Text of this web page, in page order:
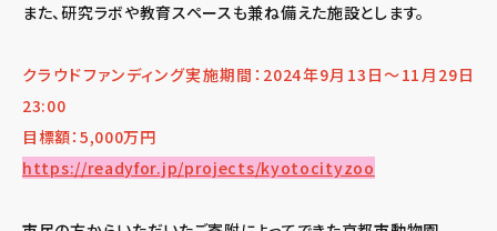
また、研究ラボや教育スペースも兼ね備えた施設とします。
クラウドファンディング実施期間：2024年9月13日～11月29日
23:00
目標額：5,000万円
https://readyfor.jp/projects/kyotocityzoo